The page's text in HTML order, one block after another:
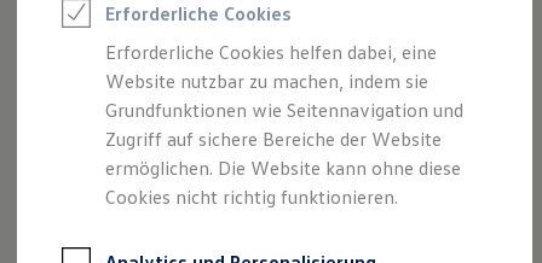
Elektroauto Leasing
Kleinwagen-Leasing
Leasing ohne Anzahlung
Finanzierung
Autokredit mit Schlussrate
Versicherungen und Garantien
Kfz-Versicherung
Restschuldversicherungen
Garantien
Der Polo
Ab 20.380,00 € inkl. MwSt.
Erforderliche Cookies
Erforderliche Cookies helfen dabei, eine
Website nutzbar zu machen, indem sie
Grundfunktionen wie Seitennavigation und
Zugriff auf sichere Bereiche der Website
ermöglichen. Die Website kann ohne diese
Cookies nicht richtig funktionieren.